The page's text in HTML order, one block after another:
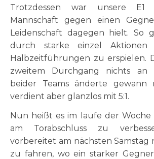
Trotzdessen war unsere E1
Mannschaft gegen einen
Leidenschaft dagegen hielt. So
durch starke einzel Aktionen
Halbzeitführungen zu erspielen.
zweitem Durchgang nichts an
beider Teams änderte gewann
verdient aber glanzlos mit 5:1.
Nun heißt es im laufe der Woche
am Torabschluss zu
vorbereitet am nächsten Samstag
zu fahren, wo ein starker